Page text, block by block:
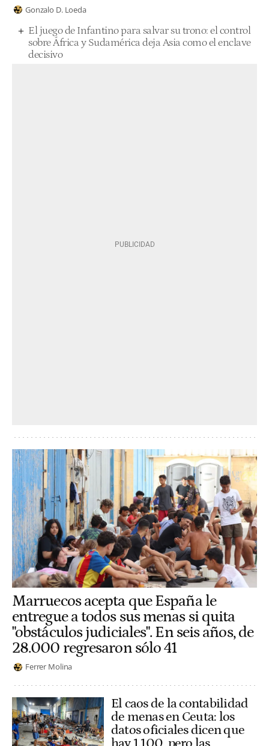
Gonzalo D. Loeda
El juego de Infantino para salvar su trono: el control
sobre África y Sudamérica deja Asia como el enclave
decisivo
Marruecos acepta que España le
entregue a todos sus menas si quita
"obstáculos judiciales". En seis años, de
28.000 regresaron sólo 41
Ferrer Molina
El caos de la contabilidad
de menas en Ceuta: los
datos oficiales dicen que